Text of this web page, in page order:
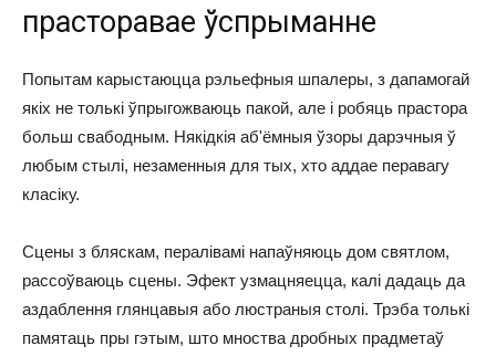
прасторавае ўспрыманне
Попытам карыстаюцца рэльефныя шпалеры, з дапамогай
якіх не толькі ўпрыгожваюць пакой, але і робяць прастора
больш свабодным. Някідкія аб'ёмныя ўзоры дарэчныя ў
любым стылі, незаменныя для тых, хто аддае перавагу
класіку.
Сцены з бляскам, пералівамі напаўняюць дом святлом,
рассоўваюць сцены. Эфект узмацняецца, калі дадаць да
аздаблення глянцавыя або люстраныя столі. Трэба толькі
памятаць пры гэтым, што мноства дробных прадметаў